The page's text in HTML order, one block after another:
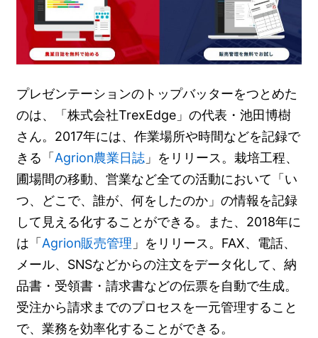
プレゼンテーションのトップバッターをつとめた
のは、「株式会社TrexEdge」の代表・池田博樹
さん。2017年には、作業場所や時間などを記録で
きる「Agrion農業日誌 」をリリース。栽培工程、
圃場間の移動、営業など全ての活動において「い
つ、どこで、誰が、何をしたのか」の情報を記録
して見える化することができる。また、2018年に
は「Agrion販売管理 」をリリース。FAX、電話、
メール、SNSなどからの注文をデータ化して、納
品書・受領書・請求書などの伝票を自動で生成。
受注から請求までのプロセスを一元管理すること
で、業務を効率化することができる。